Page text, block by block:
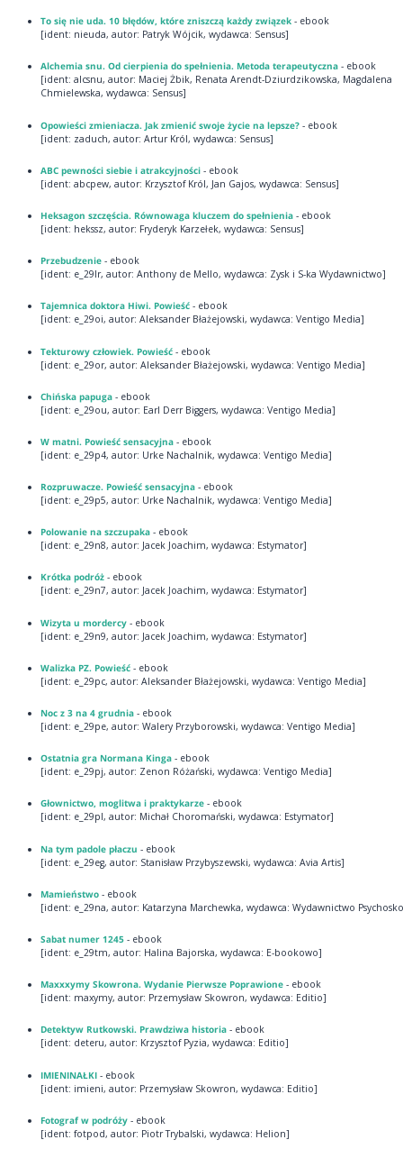
To się nie uda. 10 błędów, które zniszczą każdy związek- ebook
[ident: nieuda, autor: Patryk Wójcik, wydawca: Sensus]
Alchemia snu. Od cierpienia do spełnienia. Metoda terapeutyczna- ebook
[ident: alcsnu, autor: Maciej Żbik, Renata Arendt-Dziurdzikowska, Magdalena
Chmielewska, wydawca: Sensus]
Opowieści zmieniacza. Jak zmienić swoje życie na lepsze?- ebook
[ident: zaduch, autor: Artur Król, wydawca: Sensus]
ABC pewności siebie i atrakcyjności- ebook
[ident: abcpew, autor: Krzysztof Król, Jan Gajos, wydawca: Sensus]
Heksagon szczęścia. Równowaga kluczem do spełnienia - ebook
[ident: hekssz, autor: Fryderyk Karzełek, wydawca: Sensus]
Przebudzenie - ebook
[ident: e_29lr, autor: Anthony de Mello, wydawca: Zysk i S-ka Wydawnictwo]
Tajemnica doktora Hiwi. Powieść- ebook
[ident: e_29oi, autor: Aleksander Błażejowski, wydawca: Ventigo Media]
Tekturowy człowiek. Powieść- ebook
[ident: e_29or, autor: Aleksander Błażejowski, wydawca: Ventigo Media]
Chińska papuga- ebook
[ident: e_29ou, autor: Earl Derr Biggers, wydawca: Ventigo Media]
W matni. Powieść sensacyjna- ebook
[ident: e_29p4, autor: Urke Nachalnik, wydawca: Ventigo Media]
Rozpruwacze. Powieść sensacyjna- ebook
[ident: e_29p5, autor: Urke Nachalnik, wydawca: Ventigo Media]
Polowanie na szczupaka- ebook
[ident: e_29n8, autor: Jacek Joachim, wydawca: Estymator]
Krótka podróż- ebook
[ident: e_29n7, autor: Jacek Joachim, wydawca: Estymator]
Wizyta u mordercy- ebook
[ident: e_29n9, autor: Jacek Joachim, wydawca: Estymator]
Walizka PZ. Powieść- ebook
[ident: e_29pc, autor: Aleksander Błażejowski, wydawca: Ventigo Media]
Noc z 3 na 4 grudnia- ebook
[ident: e_29pe, autor: Walery Przyborowski, wydawca: Ventigo Media]
Ostatnia gra Normana Kinga- ebook
[ident: e_29pj, autor: Zenon Różański, wydawca: Ventigo Media]
Głownictwo, moglitwa i praktykarze- ebook
[ident: e_29pl, autor: Michał Choromański, wydawca: Estymator]
Na tym padole płaczu - ebook
[ident: e_29eg, autor: Stanisław Przybyszewski, wydawca: Avia Artis]
Mamieństwo - ebook
[ident: e_29na, autor: Katarzyna Marchewka, wydawca: Wydawnictwo
Sabat numer 1245- ebook
[ident: e_29tm, autor: Halina Bajorska, wydawca: E-bookowo]
Maxxxymy Skowrona. Wydanie Pierwsze Poprawione- ebook
[ident: maxymy, autor: Przemysław Skowron, wydawca: Editio]
Detektyw Rutkowski. Prawdziwa historia- ebook
[ident: deteru, autor: Krzysztof Pyzia, wydawca: Editio]
IMIENINAŁKI - ebook
[ident: imieni, autor: Przemysław Skowron, wydawca: Editio]
Fotograf w podróży- ebook
[ident: fotpod, autor: Piotr Trybalski, wydawca: Helion]